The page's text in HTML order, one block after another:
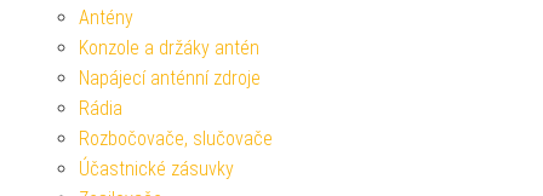
Antény
Konzole a držáky antén
Napájecí anténní zdroje
Rádia
Rozbočovače, slučovače
Účastnické zásuvky